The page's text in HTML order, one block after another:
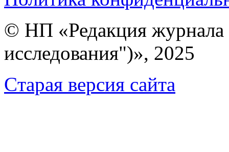
© НП «Редакция
исследования")», 2025
Cтарая версия сайта